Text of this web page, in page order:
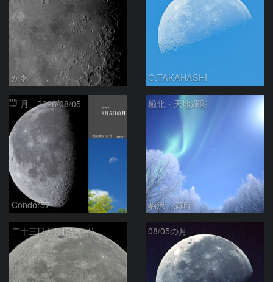
かあ O.TAKAHASHI
「月」2026/08/05
Condor57
極北・天地輝彩
駒沢 満晴
二十三日月(月齢21.4) 08/05の月